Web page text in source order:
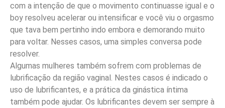
com a intenção de que o movimento continuasse igual e o
boy resolveu acelerar ou intensificar e você viu o orgasmo
que tava bem pertinho indo embora e demorando muito
para voltar. Nesses casos, uma simples conversa pode
resolver.
Algumas mulheres também sofrem com problemas de
lubrificação da região vaginal. Nestes casos é indicado o
uso de lubrificantes, e a prática da ginástica íntima
também pode ajudar. Os lubrificantes devem ser sempre à